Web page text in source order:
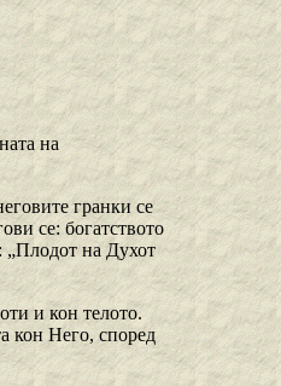
на
гранки се
се: богатството
„Плодот на Духот
и кон телото.
кон Него, според